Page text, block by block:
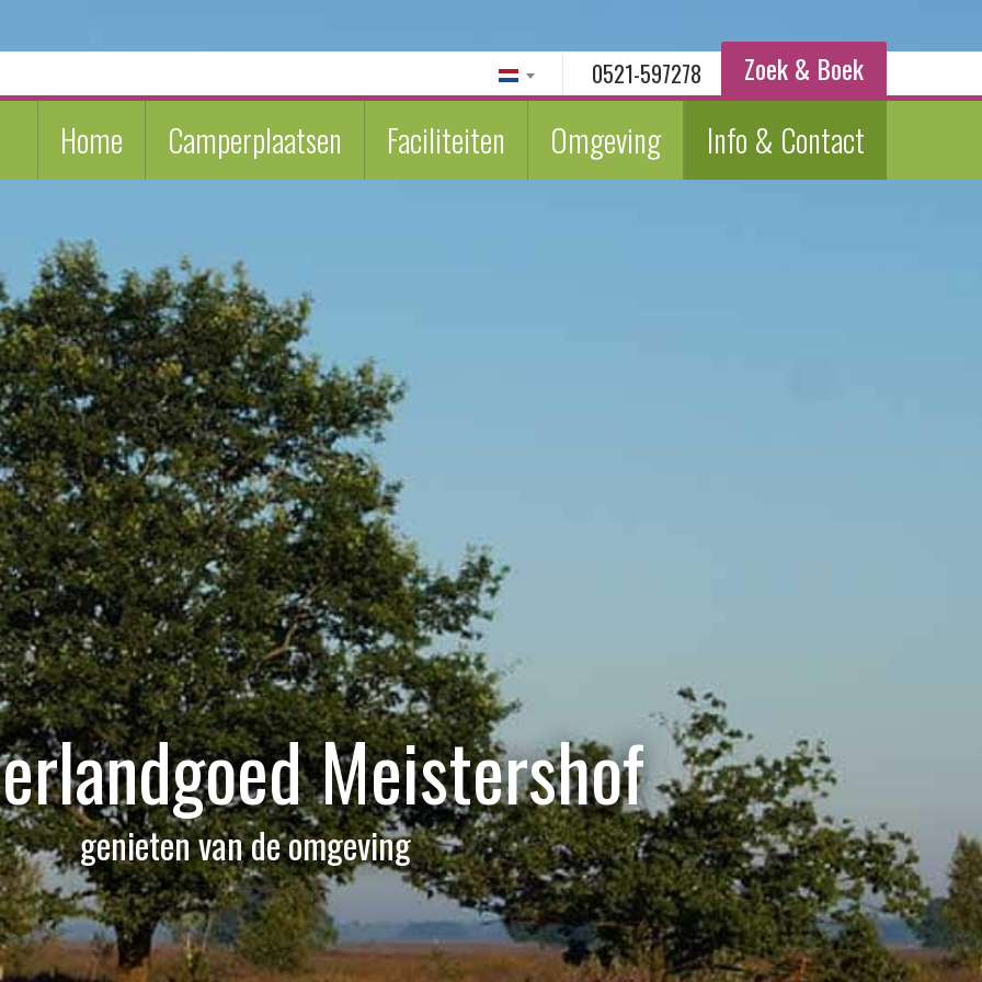
0521-597278 Zoek & Boek
Home Camperplaatsen Faciliteiten Omgeving Info & Contact
Meistershof
genieten van de omgeving